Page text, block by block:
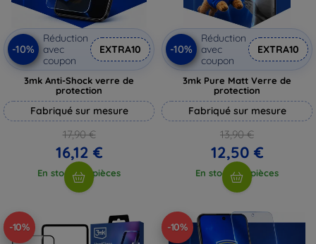
-10%
Réduction
avec
coupon
EXTRA10
3mk Anti-Shock verre de
protection
Fabriqué sur mesure
17,90 €
16,12 €
En stock > 5 pièces
-10%
Réduction
avec
coupon
EXTRA10
3mk Pure Matt Verre de
protection
Fabriqué sur mesure
13,90 €
12,50 €
En stock > 5 pièces
-10% -10%